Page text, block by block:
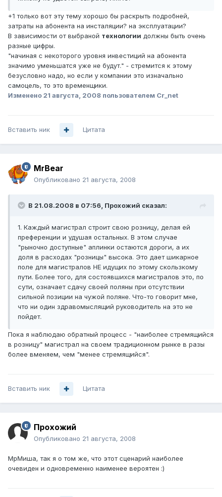
+1 только вот эту тему хорошо бы раскрыть подробней,
затраты на абонента на инсталяции? на эксплуатации?
В зависимости от выбраной технологии должны быть очень
разные цифры.
"начиная с некоторого уровня инвестиций на абонента
значимо уменьшатся уже не будут." - стремится к этому
безусловно надо, но если у компании это изначально
самоцель, то это временщики.
Изменено 21 августа, 2008 пользователем Cr_net
Вставить ник Цитата
MrBear
Опубликовано 21 августа, 2008
В 21.08.2008 в 07:56, Прохожий сказал:
1. Каждый магистрал строит свою розницу, делая ей
преференции и удушая остальных. В этом случае
"рыночно доступные" аплинки остаются дороги, а их
доля в расходах "розницы" высока. Это дает шикарное
поле для магистралов НЕ идущих по этому скользкому
пути. Более того, для состоявшихся магистралов это, по
сути, означает сдачу своей поляны при отсутствии
сильной позиции на чужой поляне. Что-то говорит мне,
что ни один здравомыслящий руководитель на это не
пойдет.
Пока я наблюдаю обратный процесс - "наиболее стремящийся
в розницу" магистрал на своем традиционном рынке в разы
более вменяем, чем "менее стремящийся".
Вставить ник Цитата
Прохожий
Опубликовано 21 августа, 2008
МрМиша, так я о том же, что этот сценарий наиболее
очевиден и одновременно наименее вероятен :)